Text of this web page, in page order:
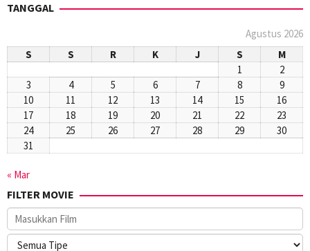
TANGGAL
Agustus 2026
S
S R K J S
M
1
2
3
4 5 6 7 8
9
10
11 12 13 14 15
16
17
18 19 20 21 22
23
24
25 26 27 28 29
30
31
« Mar
FILTER MOVIE